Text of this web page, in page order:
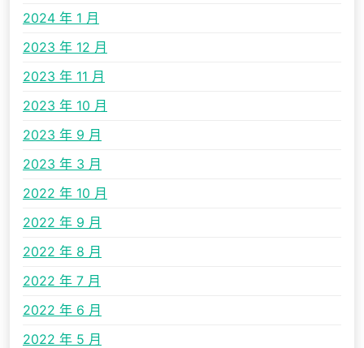
2024 年 1 月
2023 年 12 月
2023 年 11 月
2023 年 10 月
2023 年 9 月
2023 年 3 月
2022 年 10 月
2022 年 9 月
2022 年 8 月
2022 年 7 月
2022 年 6 月
2022 年 5 月